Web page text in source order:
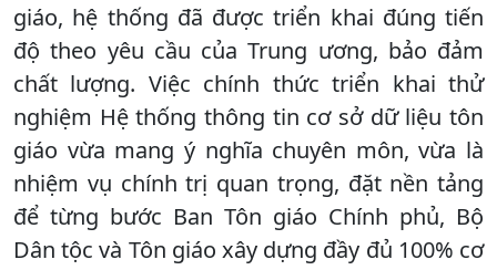
giáo, hệ thống đã được triển khai đúng tiến
độ theo yêu cầu của Trung ương, bảo đảm
chất lượng. Việc chính thức triển khai thử
nghiệm Hệ thống thông tin cơ sở dữ liệu tôn
giáo vừa mang ý nghĩa chuyên môn, vừa là
nhiệm vụ chính trị quan trọng, đặt nền tảng
để từng bước Ban Tôn giáo Chính phủ, Bộ
Dân tộc và Tôn giáo xây dựng đầy đủ 100% cơ